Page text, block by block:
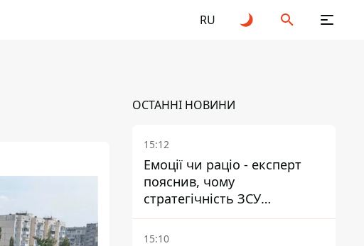
RU
ОСТАННІ НОВИНИ
15:12
Емоції чи раціо - експерт
пояснив, чому
стратегічність ЗСУ
важливіша за емоційні
атаки РФ
15:10